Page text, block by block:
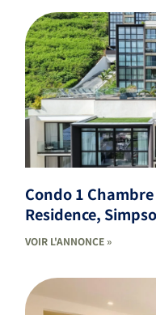
Condo 1
Residence,
VOIR L'ANNONCE »